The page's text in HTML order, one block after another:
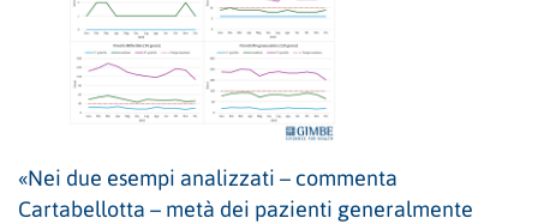
«Nei due esempi analizzati – commenta
Cartabellotta – metà dei pazienti generalmente